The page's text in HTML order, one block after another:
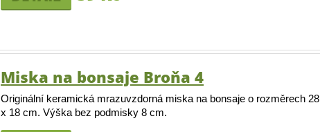
Miska na bonsaje Broňa 4
Originální keramická mrazuvzdorná miska na bonsaje o rozměrech 28
x 18 cm. Výška bez podmisky 8 cm.